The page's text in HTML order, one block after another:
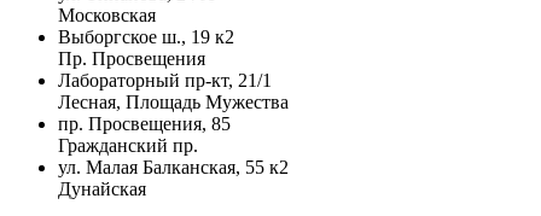
Московская
Выборгское ш., 19 к2
Пр. Просвещения
Лабораторный пр-кт, 21/1
Лесная, Площадь Мужества
пр. Просвещения, 85
Гражданский пр.
ул. Малая Балканская, 55 к2
Дунайская